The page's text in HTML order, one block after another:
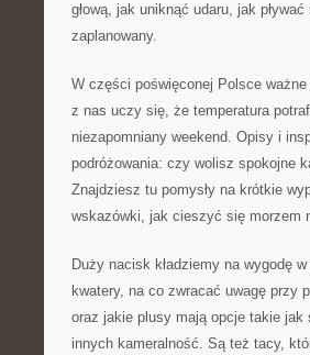
głową, jak uniknąć udaru, jak
zaplanowany.
W części poświęconej Polsce
z nas uczy się, że temperatura
niezapomniany weekend. Opisy i
podróżowania: czy wolisz spokojne
Znajdziesz tu pomysły na krótkie
wskazówki, jak cieszyć się morzem
Duży nacisk kładziemy na wygodę
kwatery, na co zwracać uwagę przy
oraz jakie plusy mają opcje takie
innych kameralność. Są też tacy,